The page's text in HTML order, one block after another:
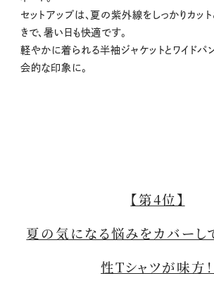
セットアップは、夏の紫外線をしっかりカッ
きで、暑い日も快適です。
軽やかに着られる半袖ジャケットとワイドパ
会的な印象に。
【第4位】
夏の気になる悩みをカバーし
性Tシャツが味方！